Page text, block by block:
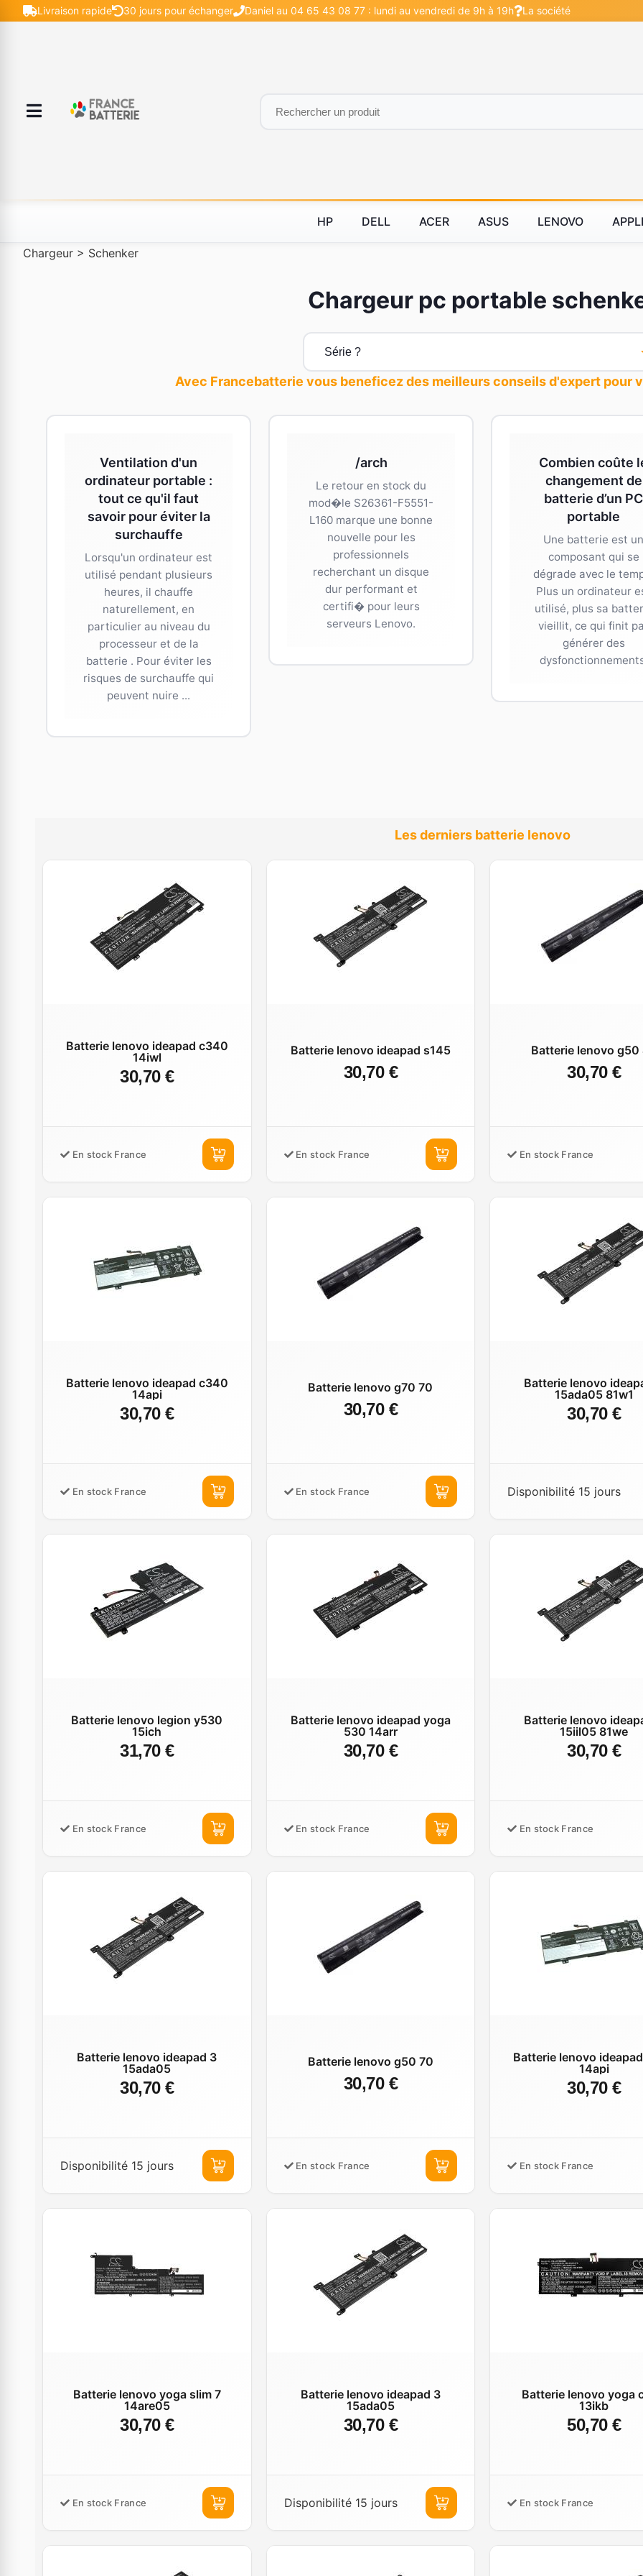
Livraison rapide 30 jours pour échanger Daniel au 04 65 43 08 77 : lundi au vendredi de 9h à 19h La société
HP DELL ACER ASUS LENOVO
Chargeur > Schenker
Chargeur pc portable
Avec Francebatterie vous beneficez des meilleurs conseils d'expert pour
Ventilation d'un
ordinateur portable :
tout ce qu'il faut
savoir pour éviter la
surchauffe
Lorsqu'un ordinateur est
utilisé pendant plusieurs
heures, il chauffe
naturellement, en
particulier au niveau du
processeur et de la
batterie . Pour éviter les
risques de surchauffe qui
peuvent nuire ...
/arch
Le retour en stock du
mod�le S26361-F5551-
L160 marque une bonne
nouvelle pour les
professionnels
recherchant un disque
dur performant et
certifi� pour leurs
serveurs Lenovo.
Combien coûte
changement de
batterie d’un PC
portable
Une batterie est un
composant qui se
dégrade avec le
Plus un ordinateur
utilisé, plus sa
vieillit, ce qui finit
générer des
Les derniers batterie lenovo
Batterie lenovo ideapad c340
14iwl
30,70 €
En stock France
Batterie lenovo ideapad s145
30,70 €
En stock France
Batterie lenovo g50
30,70 €
En stock France
Batterie lenovo ideapad c340
14api
30,70 €
En stock France
Batterie lenovo g70 70
30,70 €
En stock France
Batterie lenovo
15ada05 81w1
30,70 €
Disponibilité 15 jours
Batterie lenovo legion y530
15ich
31,70 €
En stock France
Batterie lenovo ideapad yoga
530 14arr
30,70 €
En stock France
Batterie lenovo
15iil05 81we
30,70 €
En stock France
Batterie lenovo ideapad 3
15ada05
30,70 €
Disponibilité 15 jours
Batterie lenovo g50 70
30,70 €
En stock France
Batterie lenovo
14api
30,70 €
En stock France
Batterie lenovo yoga slim 7
14are05
30,70 €
En stock France
Batterie lenovo ideapad 3
15ada05
30,70 €
Disponibilité 15 jours
Batterie lenovo yoga
13ikb
50,70 €
En stock France